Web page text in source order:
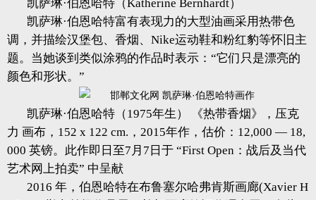
凯萨琳·伯恩哈特（Katherine Bernhardt）
凯萨琳·伯恩哈特富有表现力的大型油画采用热带色
调，并描绘汉堡包、香烟、Nike运动鞋和粉红豹等怀旧主
题。当她谈到类似涂鸦的作品时表示：“它们只是漂亮的
颜色和形状。”
凯萨琳·伯恩哈特（1975年生） 《热带香烟》，压克
力 画布，152 x 122 cm.，2015年作，估价：12,000 — 18,
000 英镑。此作即日至7月7日于 “First Open：战后及当代
艺术网上拍卖” 中呈献
2016 年，伯恩哈特在布鲁塞尔哈弗肯斯画廊(Xavier H